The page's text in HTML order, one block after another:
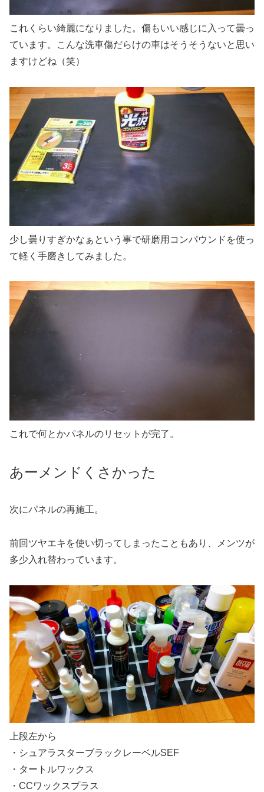
これくらい綺麗になりました。傷もいい感じに入って曇っ
ています。こんな洗車傷だらけの車はそうそうないと思い
ますけどね（笑）
少し曇りすぎかなぁという事で研磨用コンパウンドを使っ
て軽く手磨きしてみました。
これで何とかパネルのリセットが完了。
あーメンドくさかった
次にパネルの再施工。
前回ツヤエキを使い切ってしまったこともあり、メンツが
多少入れ替わっています。
上段左から
・シュアラスターブラックレーベルSEF
・タートルワックス
・CCワックスプラス